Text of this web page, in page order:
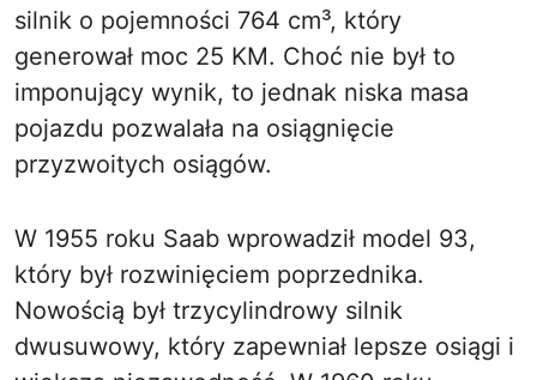
silnik o pojemności 764 cm³, który
generował moc 25 KM. Choć nie był to
imponujący wynik, to jednak niska masa
pojazdu pozwalała na osiągnięcie
przyzwoitych osiągów.
W 1955 roku Saab wprowadził model 93,
który był rozwinięciem poprzednika.
Nowością był trzycylindrowy silnik
dwusuwowy, który zapewniał lepsze osiągi i